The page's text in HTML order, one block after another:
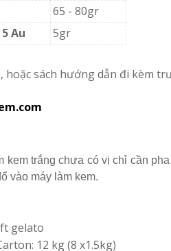
65 - 80gr
Au
5gr
hoặc sách hướng dẫn đi kèm
kem trắng chưa có vị chỉ cần
vào máy làm kem.
gelato
12 kg (8 x1.5kg)